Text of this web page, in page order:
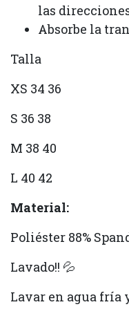
las
Absorbe la
Talla
XS 34 36
S 36 38
M 38 40
L 40 42
Material:
Poliéster 88%
Lavado!! 💦
Lavar en agua fría y